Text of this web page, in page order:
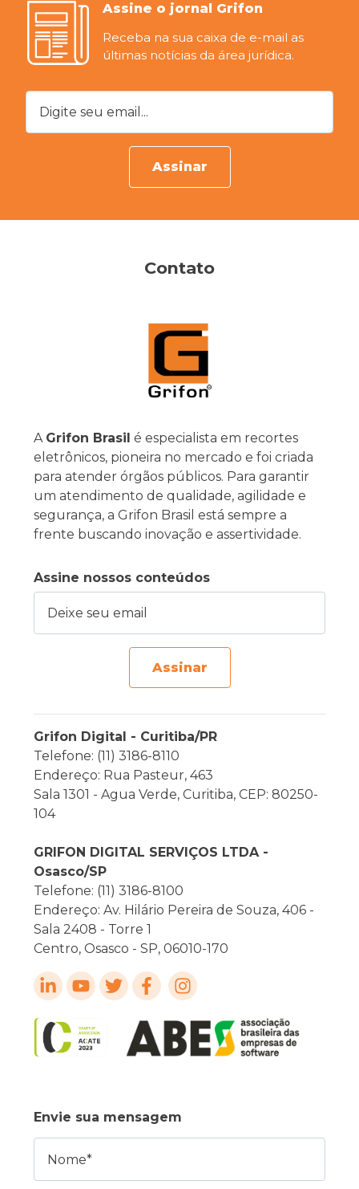
Assine o jornal Grifon
Receba na sua caixa de e-mail as
últimas notícias da área jurídica.
Digite seu email...
Assinar
Contato
A Grifon Brasil é especialista em recortes
eletrônicos, pioneira no mercado e foi criada
para atender órgãos públicos. Para garantir
um atendimento de qualidade, agilidade e
segurança, a Grifon Brasil está sempre a
frente buscando inovação e assertividade.
Assine nossos conteúdos
Assinar
Grifon Digital - Curitiba/PR
Telefone: (11) 3186-8110
Endereço: Rua Pasteur, 463
Sala 1301 - Agua Verde, Curitiba, CEP: 80250-
104
GRIFON DIGITAL SERVIÇOS LTDA -
Osasco/SP
Telefone: (11) 3186-8100
Endereço: Av. Hilário Pereira de Souza, 406 -
Sala 2408 - Torre 1
Centro, Osasco - SP, 06010-170
Envie sua mensagem